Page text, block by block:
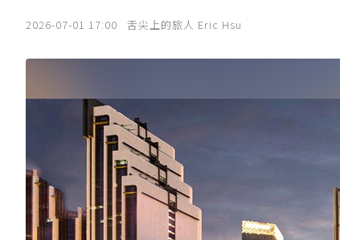
2026-07-01 17:00 舌尖上的旅人 Eric Hsu